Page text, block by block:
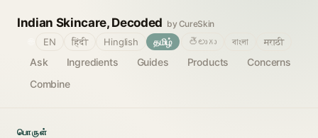
Indian Skincare, Decoded by CureSkin
Ask Ingredients Guides Products
Concerns
Combine
EN हिंदी Hinglish தமிழ் తెలుగు বাংলা मराठी
பொருள்